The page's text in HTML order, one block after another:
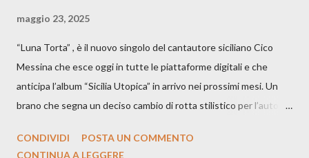
maggio 23, 2025
“Luna Torta” , è il nuovo singolo del cantautore siciliano Cico
Messina che esce oggi in tutte le piattaforme digitali e che
anticipa l’album “Sicilia Utopica” in arrivo nei prossimi mesi. Un
brano che segna un deciso cambio di rotta stilistico per l’autore
testo ibrido tra italiano e siciliano, e un’urgenza espressiva che
CONDIVIDI
POSTA UN COMMENTO
CONTINUA A LEGGERE